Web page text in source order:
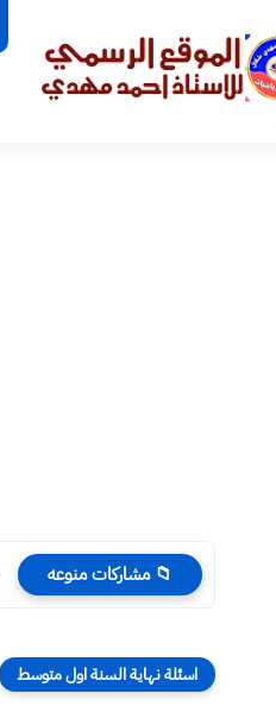
📁 مشاركات منوعه
اسئلة نهاية السنة اول متوسط